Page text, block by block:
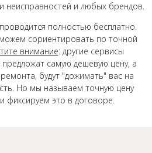
неисправностей и любых брендов.
полностью бесплатно.
сориентировать по точной
внимание: другие сервисы
самую дешевую цену, а
будут "дожимать" вас на
Но мы называем точную цену
фиксируем это в договоре.